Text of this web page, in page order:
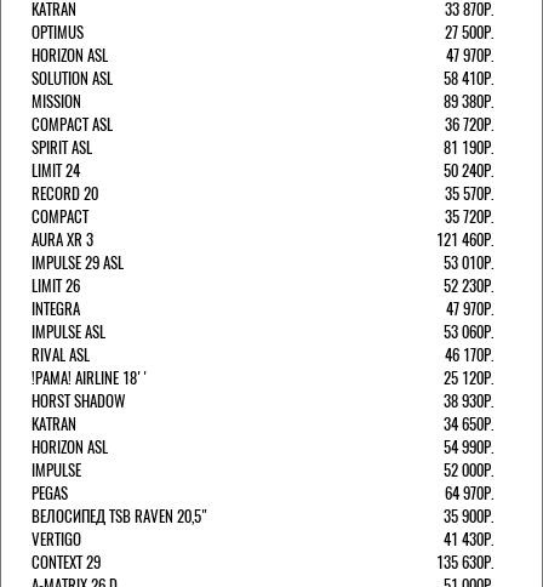
KATRAN
33 870Р.
OPTIMUS
27 500Р.
HORIZON ASL
47 970Р.
SOLUTION ASL
58 410Р.
MISSION
89 380Р.
COMPACT ASL
36 720Р.
SPIRIT ASL
81 190Р.
LIMIT 24
50 240Р.
RECORD 20
35 570Р.
COMPACT
35 720Р.
AURA XR 3
121 460Р.
IMPULSE 29 ASL
53 010Р.
LIMIT 26
52 230Р.
INTEGRA
47 970Р.
IMPULSE ASL
53 060Р.
RIVAL ASL
46 170Р.
!РАМА! AIRLINE 18''
25 120Р.
HORST SHADOW
38 930Р.
KATRAN
34 650Р.
HORIZON ASL
54 990Р.
IMPULSE
52 000Р.
PEGAS
64 970Р.
ВЕЛОСИПЕД TSB RAVEN 20,5"
35 900Р.
VERTIGO
41 430Р.
CONTEXT 29
135 630Р.